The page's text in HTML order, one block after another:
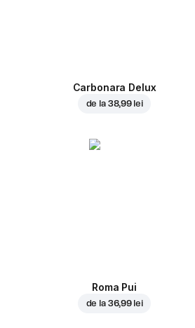
Carbonara Delux
de la 38,99 lei
Roma Pui
de la 36,99 lei